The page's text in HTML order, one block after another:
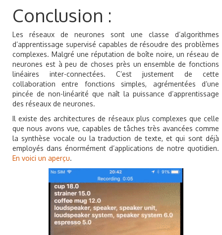
Conclusion :
Les réseaux de neurones sont une classe d’algorithmes
d’apprentissage supervisé capables de résoudre des problèmes
complexes. Malgré une réputation de boîte noire, un réseau de
neurones est à peu de choses près un ensemble de fonctions
linéaires inter-connectées. C’est justement de cette
collaboration entre fonctions simples, agrémentées d’une
pincée de non-linéarité que naît la puissance d’apprentissage
des réseaux de neurones.
Il existe des architectures de réseaux plus complexes que celle
que nous avons vue, capables de tâches très avancées comme
la synthèse vocale ou la traduction de texte, et qui sont déjà
employés dans énormément d’applications de notre quotidien.
En voici un aperçu.